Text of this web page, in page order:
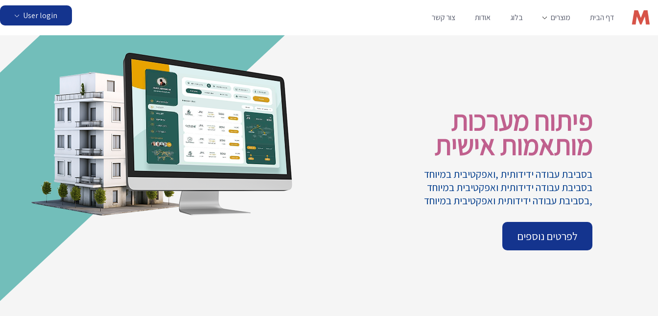
דף הבית מוצרים בלוג אודות צור קשר User login
פיתוח מערכות
מותאמות אישית
בסביבת עבודה ידידותית ,ואפקטיבית במיוחד
בסביבת עבודה ידידותית ואפקטיבית במיוחד
,בסביבת עבודה ידידותית ואפקטיבית במיוחד
לפרטים נוספים